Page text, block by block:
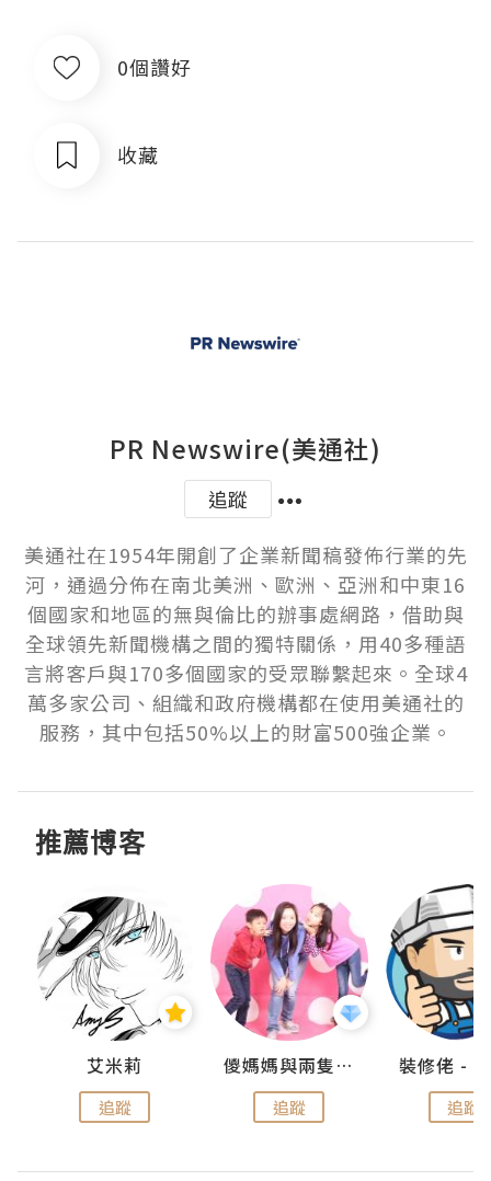
0個讚好
收藏
PR Newswire(美通社)
追蹤
美通社在1954年開創了企業新聞稿發佈行業的先
河，通過分佈在南北美洲、歐洲、亞洲和中東16
個國家和地區的無與倫比的辦事處網路，借助與
全球領先新聞機構之間的獨特關係，用40多種語
言將客戶與170多個國家的受眾聯繫起來。全球4
萬多家公司、組織和政府機構都在使用美通社的
服務，其中包括50%以上的財富500強企業。
推薦博客
艾米莉
追蹤
儍媽媽與兩隻小魔怪之家
追蹤 追蹤